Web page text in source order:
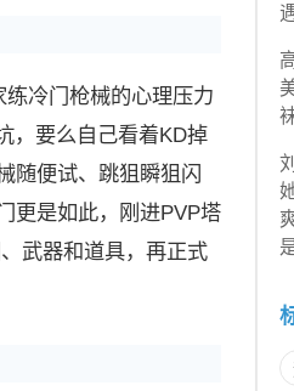
冷门枪械的心理压力
，要么自己看着KD掉
随便试、跳狙瞬狙闪
更是如此，刚进PVP塔
武器和道具，再正式